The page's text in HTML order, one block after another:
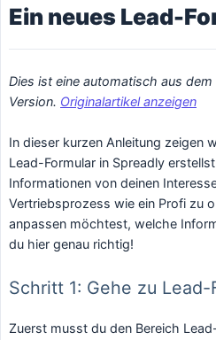
Ein neues Lead-
Dies ist eine automatisch aus
Version. Originalartikel anzeigen
In dieser kurzen Anleitung zeigen
Lead-Formular in Spreadly
Informationen von deinen
Vertriebsprozess wie ein Profi zu
anpassen möchtest, welche
du hier genau richtig!
Schritt 1: Gehe zu Lead-
Zuerst musst du den Bereich